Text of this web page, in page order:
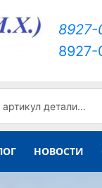
НОВОСТИ